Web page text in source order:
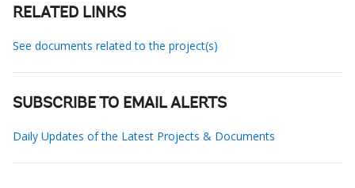
RELATED LINKS
See documents related to the project(s)
SUBSCRIBE TO EMAIL ALERTS
Daily Updates of the Latest Projects & Documents